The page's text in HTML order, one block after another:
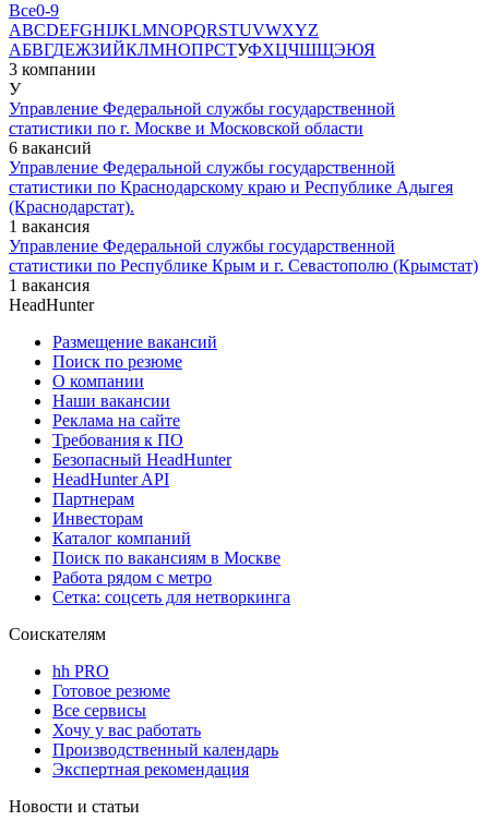
Все0-9
ABCDEFGHIJKLMNOPQRSTUVWXYZ
АБВГДЕЖЗИЙКЛМНОПРСТУФХЦЧШЩЭЮЯ
3 компании
У
Управление Федеральной службы государственной
статистики по г. Москве и Московской области
6 вакансий
Управление Федеральной службы государственной
статистики по Краснодарскому краю и Республике Адыгея
(Краснодарстат).
1 вакансия
Управление Федеральной службы государственной
статистики по Республике Крым и г. Севастополю (Крымстат)
1 вакансия
HeadHunter
Размещение вакансий
Поиск по резюме
О компании
Наши вакансии
Реклама на сайте
Требования к ПО
Безопасный HeadHunter
HeadHunter API
Партнерам
Инвесторам
Каталог компаний
Поиск по вакансиям в Москве
Работа рядом с метро
Сетка: соцсеть для нетворкинга
Соискателям
hh PRO
Готовое резюме
Все сервисы
Хочу у вас работать
Производственный календарь
Экспертная рекомендация
Новости и статьи